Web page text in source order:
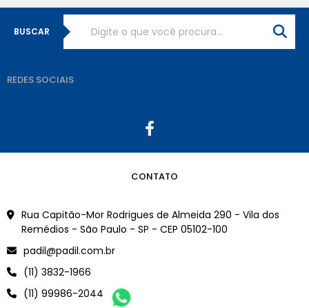
BUSCAR
REDES SOCIAIS
CONTATO
Rua Capitão-Mor Rodrigues de Almeida 290 - Vila dos
Remédios - São Paulo - SP - CEP 05102-100
padil@padil.com.br
(11) 3832-1966
(11) 99986-2044